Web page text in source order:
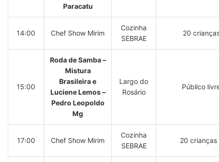
Paracatu
14:00 Chef Show Mirim
Cozinha
SEBRAE
20
15:00
Roda de Samba –
Mistura
Brasileira e
Luciene Lemos –
Pedro Leopoldo
Mg
Largo do
Rosário
Público
17:00 Chef Show Mirim
Cozinha
SEBRAE
20 crianças